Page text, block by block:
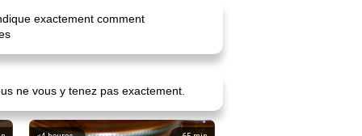
exactement comment
ne vous y tenez pas exactement.